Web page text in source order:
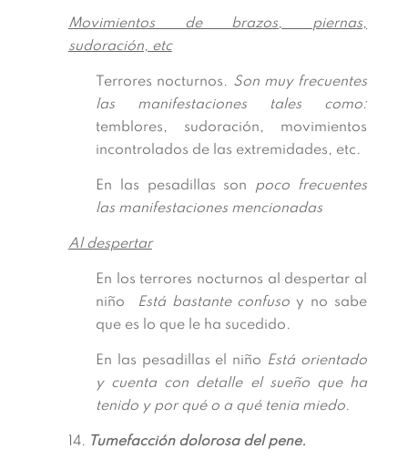
Movimientos de brazos, piernas,
sudoración, etc
Terrores nocturnos. Son muy frecuentes
las manifestaciones tales como:
temblores, sudoración, movimientos
incontrolados de las extremidades, etc.
En las pesadillas son poco frecuentes
las manifestaciones mencionadas
Al despertar
En los terrores nocturnos al despertar al
niño
Está bastante confusoy no sabe
que es lo que le ha sucedido.
En las pesadillas el niño Está orientado
y cuenta con detalle el sueño que ha
tenido y por qué o a qué tenia miedo.
14. Tumefacción dolorosa del pene.